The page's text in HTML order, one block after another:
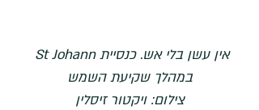
במהלך שקיעת השמש
צילום: ויקטור זיסלין